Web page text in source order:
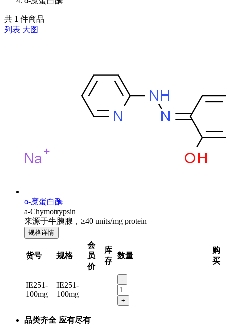
共 1 件商品
列表 大图
α-糜蛋白酶
a-Chymotrypsin
来源于牛胰腺，≥40 units/mg protein
规格详情
货号 规格
会
员
价
库
存
数量
购
买
IE251-
100mg
IE251-
100mg
-
+
品类齐全 应有尽有